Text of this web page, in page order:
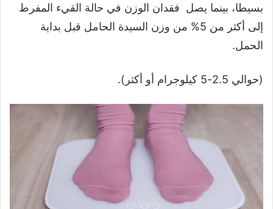
بسيطا، بينما يصل فقدان الوزن في حالة القيء المفرط
إلى أكثر من 5% من وزن السيدة الحامل قبل بداية
الحمل.
(حوالي 2.5-5 كيلوجرام أو أكثر).